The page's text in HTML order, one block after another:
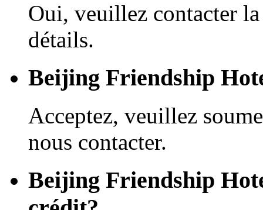
Oui, veuillez contacter
détails.
Beijing Friendship
Acceptez, veuillez
nous contacter.
Beijing Friendship